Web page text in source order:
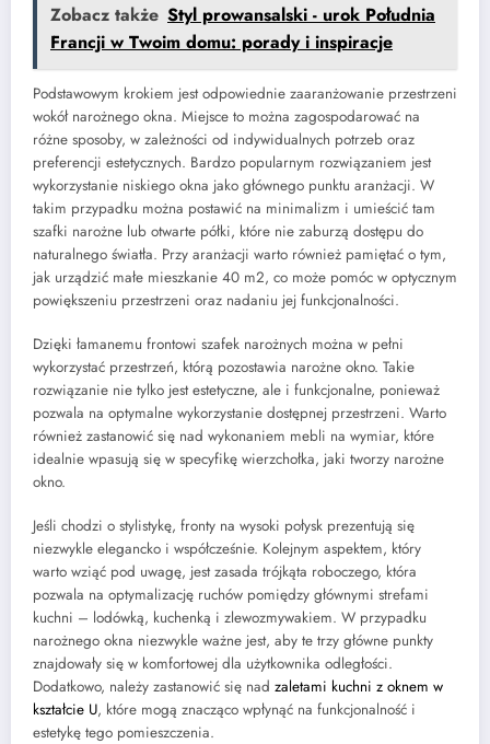
Zobacz także Styl prowansalski - urok Południa
Francji w Twoim domu: porady i inspiracje
Podstawowym krokiem jest odpowiednie zaaranżowanie przestrzeni
wokół narożnego okna. Miejsce to można zagospodarować na
różne sposoby, w zależności od indywidualnych potrzeb oraz
preferencji estetycznych. Bardzo popularnym rozwiązaniem jest
wykorzystanie niskiego okna jako głównego punktu aranżacji. W
takim przypadku można postawić na minimalizm i umieścić tam
szafki narożne lub otwarte półki, które nie zaburzą dostępu do
naturalnego światła. Przy aranżacji warto również pamiętać o tym,
jak urządzić małe mieszkanie 40 m2, co może pomóc w optycznym
powiększeniu przestrzeni oraz nadaniu jej funkcjonalności.
Dzięki łamanemu frontowi szafek narożnych można w pełni
wykorzystać przestrzeń, którą pozostawia narożne okno. Takie
rozwiązanie nie tylko jest estetyczne, ale i funkcjonalne, ponieważ
pozwala na optymalne wykorzystanie dostępnej przestrzeni. Warto
również zastanowić się nad wykonaniem mebli na wymiar, które
idealnie wpasują się w specyfikę wierzchołka, jaki tworzy narożne
okno.
Jeśli chodzi o stylistykę, fronty na wysoki połysk prezentują się
niezwykle elegancko i współcześnie. Kolejnym aspektem, który
warto wziąć pod uwagę, jest zasada trójkąta roboczego, która
pozwala na optymalizację ruchów pomiędzy głównymi strefami
kuchni – lodówką, kuchenką i zlewozmywakiem. W przypadku
narożnego okna niezwykle ważne jest, aby te trzy główne punkty
znajdowały się w komfortowej dla użytkownika odległości.
Dodatkowo, należy zastanowić się nad zaletami kuchni z oknem w
kształcie U, które mogą znacząco wpłynąć na funkcjonalność i
estetykę tego pomieszczenia.